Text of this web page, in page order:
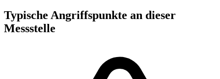
Typische Angriffspunkte an dieser
Messstelle